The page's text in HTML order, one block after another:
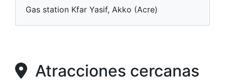
Gas station Kfar Yasif, Akko (Acre)
Atracciones cercanas